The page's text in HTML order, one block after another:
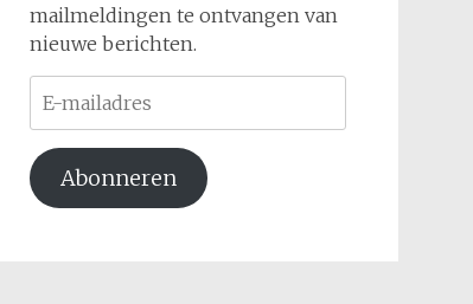
mailmeldingen te ontvangen van
nieuwe berichten.
mailadres
Abonneren